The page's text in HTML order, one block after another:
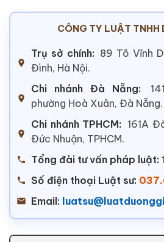
CÔNG TY LUẬT TNHH
Trụ sở chính: 89 Tô Vĩnh
Đình, Hà Nội.
Chi nhánh Đà Nẵng:
phường Hoà Xuân, Đà Nẵng.
Chi nhánh TPHCM: 161A
Đức Nhuận, TPHCM.
Tổng đài tư vấn pháp luật:
Số điện thoại Luật sư:
Email: